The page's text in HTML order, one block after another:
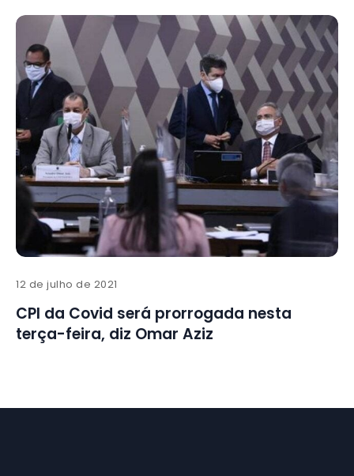
12 de julho de 2021
CPI da Covid será prorrogada nesta
terça-feira, diz Omar Aziz